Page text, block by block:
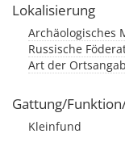
Lokalisierung
Archäologisches
Russische
Art der
Gattung/
Kleinfund